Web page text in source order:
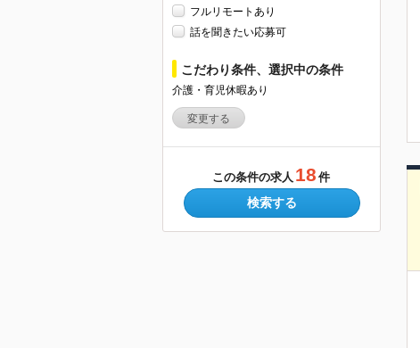
フルリモートあり
話を聞きたい応募可
こだわり条件、選択中の条件
介護・育児休暇あり
変更する
この条件の求人 18 件
検索する